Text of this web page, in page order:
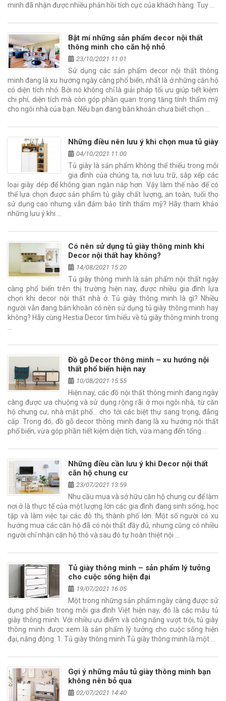
minh đã nhận được nhiều phản hồi tích cực của khách hàng. Tuy …
Bật mí những sản phẩm decor nội thất
thông minh cho căn hộ nhỏ
23/10/2021 11:01
Sử dụng các sản phẩm decor nội thất thông
minh đang là xu hướng ngày càng phổ biến, nhất là ở những căn hộ
có diện tích nhỏ. Bởi nó không chỉ là giải pháp tối ưu giúp tiết kiệm
chi phí, diện tích mà còn góp phần quan trọng tăng tính thẩm mỹ
cho ngôi nhà của bạn. Nếu bạn đang băn khoăn chưa biết chọn …
Những điều nên lưu ý khi chọn mua tủ giày
04/10/2021 11:00
Tủ giày là sản phẩm không thể thiếu trong mỗi
gia đình của chúng ta, nơi lưu trữ, sắp xếp các
loại giày dép để không gian ngăn nắp hơn. Vậy làm thế nào để có
thể lựa chọn được sản phẩm tủ giày chất lượng, an toàn, tuổi thọ
sử dụng cao nhưng vẫn đảm bảo tính thẩm mỹ? Hãy tham khảo
những lưu ý khi …
Có nên sử dụng tủ giày thông minh khi
Decor nội thất hay không?
14/08/2021 15:20
Tủ giày thông minh là sản phẩm nội thất ngày
càng phổ biến trên thị trường hiện nay, được nhiều gia đình lựa
chọn khi decor nội thất nhà ở. Tủ giày thông minh là gì? Nhiều
người vẫn đang băn khoăn có nên sử dụng tủ giày thông minh hay
không? Hãy cùng Hestia Decor tìm hiểu về tủ giày thông minh trong
Đồ gỗ Decor thông minh – xu hướng nội
thất phổ biến hiện nay
10/08/2021 15:55
Hiện nay, các đồ nội thất thông minh đang ngày
càng được ưa chuộng và sử dụng rộng rãi ở mọi ngôi nhà, từ căn
hộ chung cư, nhà mặt phố… cho tới các biệt thự sang trọng, đẳng
cấp. Trong đó, đồ gỗ decor thông minh đang là xu hướng nội thất
phổ biến, vừa góp phần tiết kiệm diện tích, vừa mang đến tổng …
Những điều cần lưu ý khi Decor nội thất
căn hộ chung cư
23/07/2021 13:59
Nhu cầu mua và sở hữu căn hộ chung cư để làm
nơi ở là thực tế của một lượng lớn các gia đình đang sinh sống, học
tập và làm việc tại các đô thị, thành phố lớn. Một số người có xu
hướng mua các căn hộ đã có nội thất đầy đủ, nhưng cũng có nhiều
người chỉ nhận căn hộ thô và sau đó tự hoàn thiệt nội …
Tủ giày thông minh – sản phẩm lý tưởng
cho cuộc sống hiện đại
19/07/2021 16:05
Một trong những sản phẩm ngày càng được sử
dụng phổ biến trong mỗi gia đình Việt hiện nay, đó là các mẫu tủ
giày thông minh. Với nhiều ưu điểm và công năng vượt trội, tủ giày
thông minh được xem là sản phẩm lý tưởng cho cuộc sống hiện
đại, năng động. 1. Tủ giày thông minh Tủ giày thông minh là một …
Gợi ý những mẫu tủ giày thông minh bạn
không nên bỏ qua
02/07/2021 14:40